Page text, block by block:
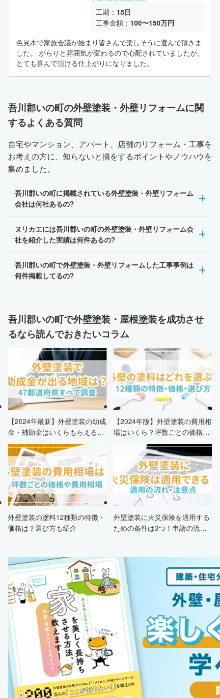
工期： 15日
工事金額： 100〜150万円
色見本で家族会議が始まり皆さんで楽しそうに選んで頂きま
した。 がらりと雰囲気が変わるので心配されていましたが、
とても喜んで頂ける仕上がりになりました。
吾川郡いの町の外壁塗装・外壁リフォームに関
するよくある質問
自宅やマンション、アパート、店舗のリフォーム・工事を
お考えの方に、知らないと損をするポイントやノウハウを
集めました。
吾川郡いの町に掲載されている外壁塗装・外壁リフォーム
会社は何社あるの?
ヌリカエには吾川郡いの町の外壁塗装・外壁リフォーム会
社を紹介した実績は何件あるの?
吾川郡いの町で外壁塗装・外壁リフォームした工事事例は
何件掲載してるの?
吾川郡いの町で外壁塗装・屋根塗装を成功させ
るなら読んでおきたいコラム
【2024年最新】外壁塗装の助成
金・補助金はいくらもらえる？
申請条件・市区町村情報・安く
する方法も紹介！
【2024年版】外壁塗装の費用相
場はいくら？坪数ごとの価格も
外壁塗装の塗料12種類の特徴・
価格は？選び方も紹介
外壁塗装に火災保険を適用する
ための条件は3つ！申請の流